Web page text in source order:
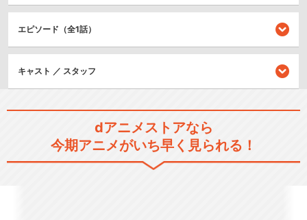
を入力すれば、スパゲティからステーキ、パンケーキやアイスクリーム
まで、何でも空から降ってくる日々が続いた。でも、空の彼方では、あ
る大変なコトが起きていたのだった！
キッズ/ファミリー
コメディ/ギャグ
シリーズ／関連のアニメ作品
くもりときどきミートボール
２ フード・アニマル…
エピソード（全1話）
キャスト ／ スタッフ
dアニメストアなら
今期アニメがいち早く見られる！